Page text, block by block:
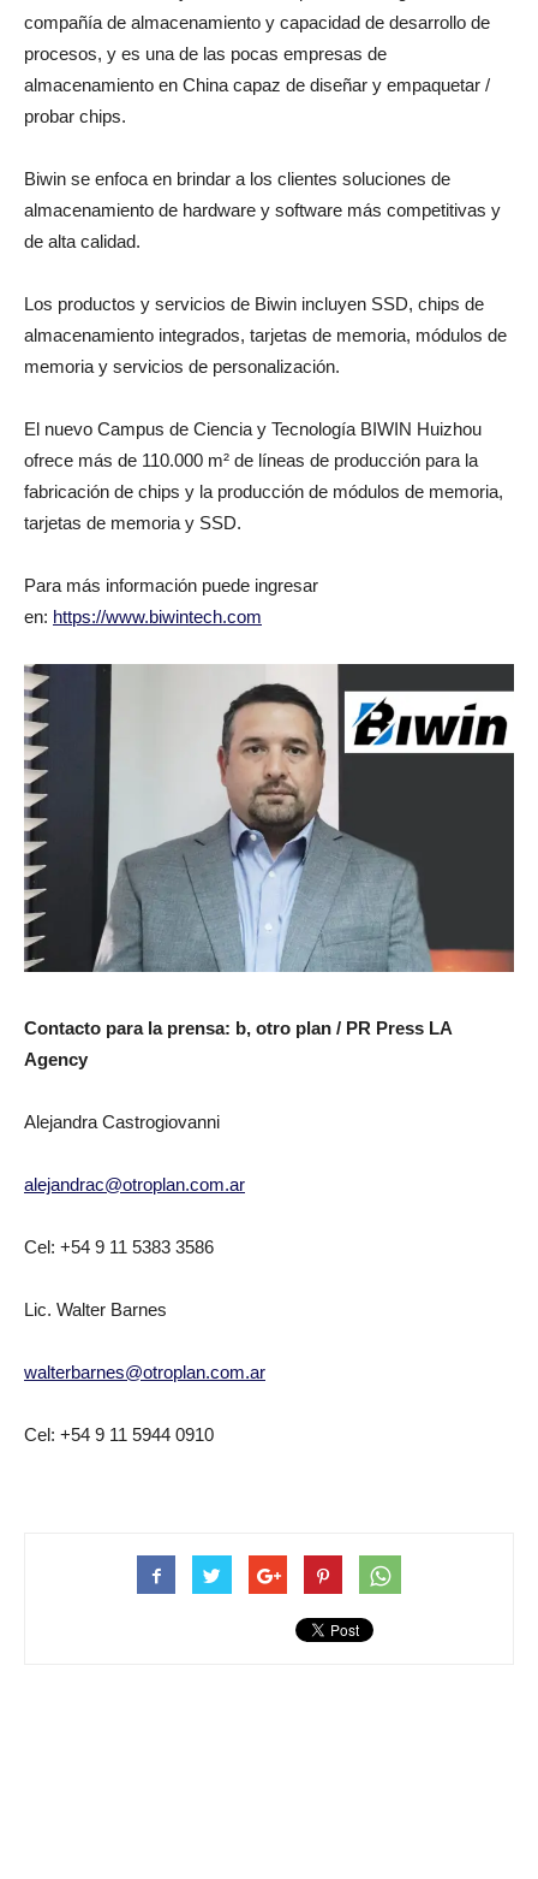
compañía de almacenamiento y capacidad de desarrollo de
procesos, y es una de las pocas empresas de
almacenamiento en China capaz de diseñar y empaquetar /
probar chips.
Biwin se enfoca en brindar a los clientes soluciones de
almacenamiento de hardware y software más competitivas y
de alta calidad.
Los productos y servicios de Biwin incluyen SSD, chips de
almacenamiento integrados, tarjetas de memoria, módulos de
memoria y servicios de personalización.
El nuevo Campus de Ciencia y Tecnología BIWIN Huizhou
ofrece más de 110.000 m² de líneas de producción para la
fabricación de chips y la producción de módulos de memoria,
tarjetas de memoria y SSD.
Para más información puede ingresar
en: https://www.biwintech.com
Contacto para la prensa: b, otro plan / PR Press LA
Agency
Alejandra Castrogiovanni
alejandrac@otroplan.com.ar
Cel: +54 9 11 5383 3586
Lic. Walter Barnes
walterbarnes@otroplan.com.ar
Cel: +54 9 11 5944 0910